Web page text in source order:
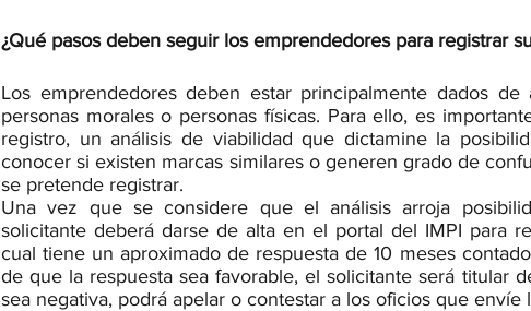
¿Qué pasos deben seguir los emprendedores para registrar
Los emprendedores deben estar principalmente dados
personas morales o personas físicas. Para ello, es
registro, un análisis de viabilidad que dictamine la
conocer si existen marcas similares o generen grado de
se pretende registrar.
Una vez que se considere que el análisis arroja
solicitante deberá darse de alta en el portal del IMPI para
cual tiene un aproximado de respuesta de 10 meses
de que la respuesta sea favorable, el solicitante será titular
sea negativa, podrá apelar o contestar a los oficios que